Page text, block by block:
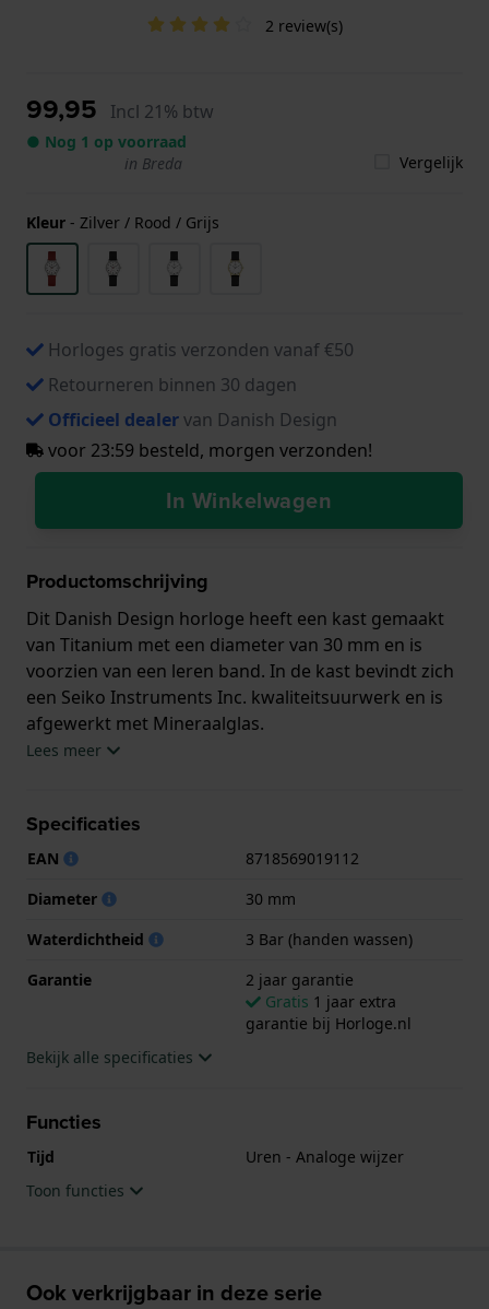
2 review(s)
99,95 Incl 21% btw
● Nog 1 op voorraad
in Breda
Vergelijk
Kleur - Zilver / Rood / Grijs
Horloges gratis verzonden vanaf €50
Retourneren binnen 30 dagen
Officieel dealervan Danish Design
voor 23:59 besteld, morgen verzonden!
In Winkelwagen
Productomschrijving
Dit Danish Design horloge heeft een kast gemaakt
van Titanium met een diameter van 30 mm en is
voorzien van een leren band. In de kast bevindt zich
een Seiko Instruments Inc. kwaliteitsuurwerk en is
afgewerkt met Mineraalglas.
geleverd met 2 jaar garantie.
Lees meer
Specificaties
EAN
8718569019112
Diameter
30 mm
Waterdichtheid
3 Bar (handen wassen)
Garantie
2 jaar garantie
Gratis 1 jaar extra
garantie bij Horloge.nl
Bekijk alle specificaties
Functies
Tijd
Uren - Analoge wijzer
Toon functies
Ook verkrijgbaar in deze serie